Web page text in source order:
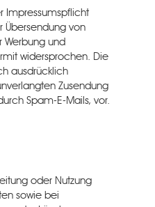
Impressumspflicht
Übersendung von
Werbung und
widersprochen. Die
ausdrücklich
Zusendung
Spam-E-Mails, vor.
oder Nutzung
sowie bei